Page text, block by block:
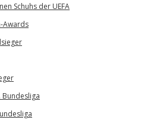
Schuhs der UEFA
Awards